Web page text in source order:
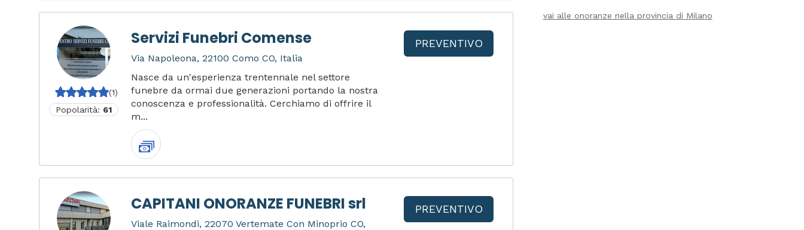
(1)
Popolarità: 61
Servizi Funebri Comense
Via Napoleona, 22100 Como CO, Italia
Nasce da un'esperienza trentennale nel settore
funebre da ormai due generazioni portando la nostra
conoscenza e professionalità. Cerchiamo di offrire il
m...
PREVENTIVO
CAPITANI ONORANZE FUNEBRI srl
Viale Raimondi, 22070 Vertemate Con Minoprio CO,
PREVENTIVO
vai alle onoranze nella provincia di Milano